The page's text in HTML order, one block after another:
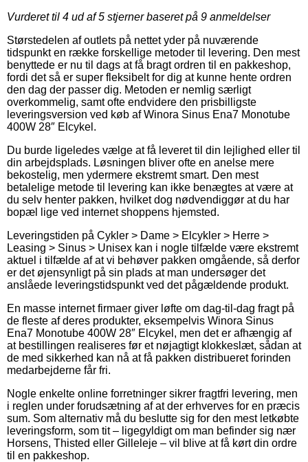
Vurderet til 4 ud af 5 stjerner baseret på 9 anmeldelser
Størstedelen af outlets på nettet yder på nuværende
tidspunkt en række forskellige metoder til levering. Den mest
benyttede er nu til dags at få bragt ordren til en pakkeshop,
fordi det så er super fleksibelt for dig at kunne hente ordren
den dag der passer dig. Metoden er nemlig særligt
overkommelig, samt ofte endvidere den prisbilligste
leveringsversion ved køb af Winora Sinus Ena7 Monotube
400W 28″ Elcykel.
Du burde ligeledes vælge at få leveret til din lejlighed eller til
din arbejdsplads. Løsningen bliver ofte en anelse mere
bekostelig, men ydermere ekstremt smart. Den mest
betalelige metode til levering kan ikke benægtes at være at
du selv henter pakken, hvilket dog nødvendiggør at du har
bopæl lige ved internet shoppens hjemsted.
Leveringstiden på Cykler > Dame > Elcykler > Herre >
Leasing > Sinus > Unisex kan i nogle tilfælde være ekstremt
aktuel i tilfælde af at vi behøver pakken omgående, så derfor
er det øjensynligt på sin plads at man undersøger det
anslåede leveringstidspunkt ved det pågældende produkt.
En masse internet firmaer giver løfte om dag-til-dag fragt på
de fleste af deres produkter, eksempelvis Winora Sinus
Ena7 Monotube 400W 28″ Elcykel, men det er afhængig af
at bestillingen realiseres før et nøjagtigt klokkeslæt, sådan at
de med sikkerhed kan nå at få pakken distribueret forinden
medarbejderne får fri.
Nogle enkelte online forretninger sikrer fragtfri levering, men
i reglen under forudsætning af at der erhverves for en præcis
sum. Som alternativ må du beslutte sig for den mest letkøbte
leveringsform, som tit – ligegyldigt om man befinder sig nær
Horsens, Thisted eller Gilleleje – vil blive at få kørt din ordre
til en pakkeshop.